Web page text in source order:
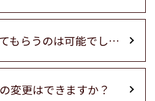
うのは可能でしょうか？
変更はできますか？